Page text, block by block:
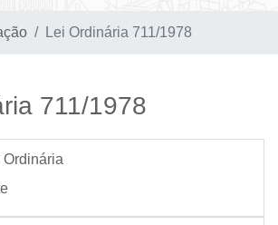
Lei Ordinária 711/1978
711/1978
Ordinária